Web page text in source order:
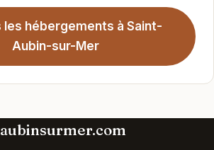
les hébergements à Saint-
Aubin-sur-Mer